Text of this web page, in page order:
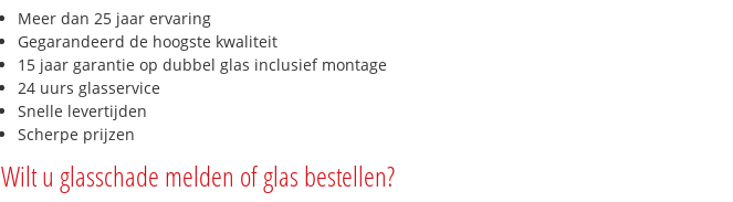
Meer dan 25 jaar ervaring
Gegarandeerd de hoogste kwaliteit
15 jaar garantie op dubbel glas inclusief montage
24 uurs glasservice
Snelle levertijden
Scherpe prijzen
Wilt u glasschade melden of glas bestellen?